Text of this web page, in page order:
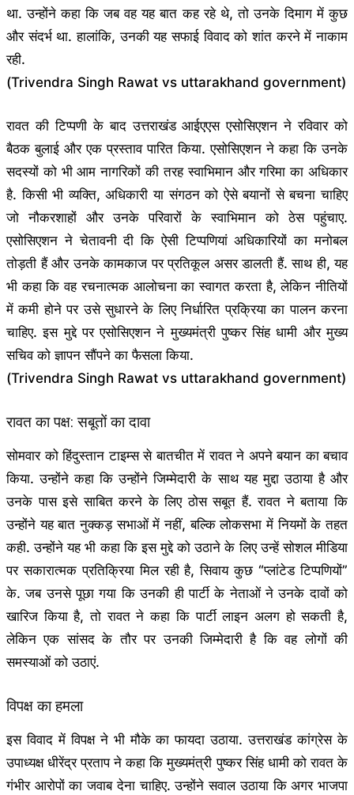
था. उन्होंने कहा कि जब वह यह बात कह रहे थे, तो उनके दिमाग में कुछ
और संदर्भ था. हालांकि, उनकी यह सफाई विवाद को शांत करने में नाकाम
रही.
(Trivendra Singh Rawat vs uttarakhand government)
रावत की टिप्पणी के बाद उत्तराखंड आईएएस एसोसिएशन ने रविवार को
बैठक बुलाई और एक प्रस्ताव पारित किया. एसोसिएशन ने कहा कि उनके
सदस्यों को भी आम नागरिकों की तरह स्वाभिमान और गरिमा का अधिकार
है. किसी भी व्यक्ति, अधिकारी या संगठन को ऐसे बयानों से बचना चाहिए
जो नौकरशाहों और उनके परिवारों के स्वाभिमान को ठेस पहुंचाए.
एसोसिएशन ने चेतावनी दी कि ऐसी टिप्पणियां अधिकारियों का मनोबल
तोड़ती हैं और उनके कामकाज पर प्रतिकूल असर डालती हैं. साथ ही, यह
भी कहा कि वह रचनात्मक आलोचना का स्वागत करता है, लेकिन नीतियों
में कमी होने पर उसे सुधारने के लिए निर्धारित प्रक्रिया का पालन करना
चाहिए. इस मुद्दे पर एसोसिएशन ने मुख्यमंत्री पुष्कर सिंह धामी और मुख्य
सचिव को ज्ञापन सौंपने का फैसला किया.
(Trivendra Singh Rawat vs uttarakhand government)
रावत का पक्ष: सबूतों का दावा
सोमवार को हिंदुस्तान टाइम्स से बातचीत में रावत ने अपने बयान का बचाव
किया. उन्होंने कहा कि उन्होंने जिम्मेदारी के साथ यह मुद्दा उठाया है और
उनके पास इसे साबित करने के लिए ठोस सबूत हैं. रावत ने बताया कि
उन्होंने यह बात नुक्कड़ सभाओं में नहीं, बल्कि लोकसभा में नियमों के तहत
कही. उन्होंने यह भी कहा कि इस मुद्दे को उठाने के लिए उन्हें सोशल मीडिया
पर सकारात्मक प्रतिक्रिया मिल रही है, सिवाय कुछ “प्लांटेड टिप्पणियों”
के. जब उनसे पूछा गया कि उनकी ही पार्टी के नेताओं ने उनके दावों को
खारिज किया है, तो रावत ने कहा कि पार्टी लाइन अलग हो सकती है,
लेकिन एक सांसद के तौर पर उनकी जिम्मेदारी है कि वह लोगों की
समस्याओं को उठाएं.
विपक्ष का हमला
इस विवाद में विपक्ष ने भी मौके का फायदा उठाया. उत्तराखंड कांग्रेस के
उपाध्यक्ष धीरेंद्र प्रताप ने कहा कि मुख्यमंत्री पुष्कर सिंह धामी को रावत के
गंभीर आरोपों का जवाब देना चाहिए. उन्होंने सवाल उठाया कि अगर भाजपा